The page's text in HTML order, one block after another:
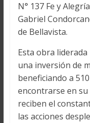
N° 137 Fe y
Gabriel
de Bellavista.
Esta obra
una inversión de
beneficiando a
encontrarse en
reciben el
las acciones